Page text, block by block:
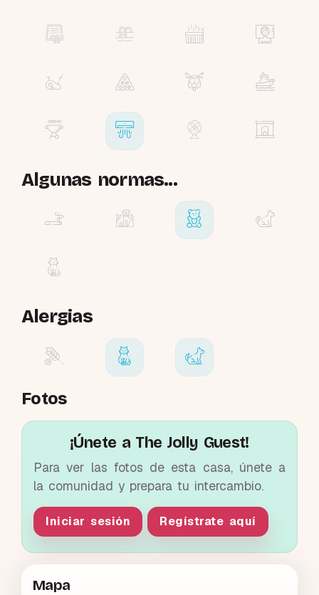
Algunas normas...
Alergias
Fotos
¡Únete a The Jolly Guest!
Para ver las fotos de esta casa, únete a
la comunidad y prepara tu intercambio.
Iniciar sesión Regístrate aquí
Mapa